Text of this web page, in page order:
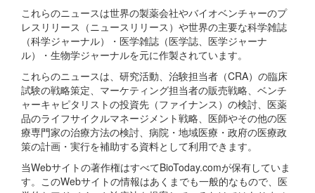
これらのニュースは世界の製薬会社やバイオベンチャーのプ
レスリリース（ニュースリリース）や世界の主要な科学雑誌
（科学ジャーナル）・医学雑誌（医学誌、医学ジャーナ
ル）・生物学ジャーナルを元に作製されています。
これらのニュースは、研究活動、治験担当者（CRA）の臨床
試験の戦略策定、マーケティング担当者の販売戦略、ベンチ
ャーキャピタリストの投資先（ファイナンス）の検討、医薬
品のライフサイクルマネージメント戦略、医師やその他の医
療専門家の治療方法の検討、病院・地域医療・政府の医療政
策の計画・実行を補助する資料として利用できます。
当Webサイトの著作権はすべてBioToday.comが保有していま
す。このWebサイトの情報はあくまでも一般的なもので、医